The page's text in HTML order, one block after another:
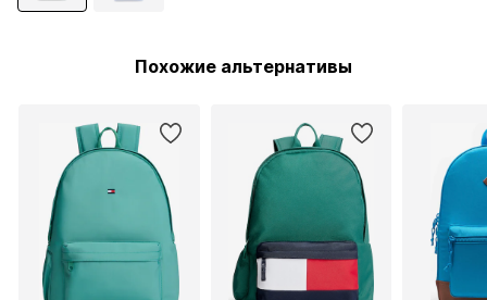
Похожие альтернативы